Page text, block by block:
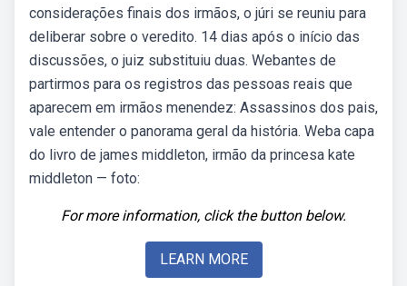
considerações finais dos irmãos, o júri se reuniu para
deliberar sobre o veredito. 14 dias após o início das
discussões, o juiz substituiu duas. Webantes de
partirmos para os registros das pessoas reais que
aparecem em irmãos menendez: Assassinos dos pais,
vale entender o panorama geral da história. Weba capa
do livro de james middleton, irmão da princesa kate
middleton — foto:
For more information, click the button below.
LEARN MORE